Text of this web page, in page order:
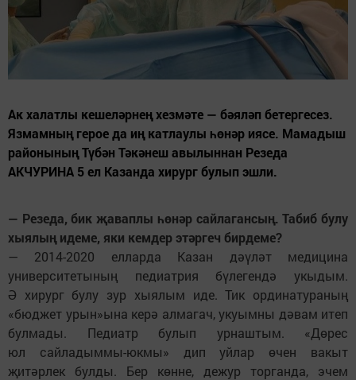
Ак халатлы кешеләрнең хезмәте — бәяләп бетергесез.
Язмамның герое да иң катлаулы һөнәр иясе. Мамадыш
районының Түбән Тәкәнеш авылыннан Резеда
АКЧУРИНА 5 ел Казанда хирург булып эшли.
— Резеда, бик җаваплы һөнәр сайлагансың. Табиб булу
хыялың идеме, яки кемдер этәргеч бирдеме?
— 2014-2020 елларда Казан дәүләт медицина
университетының педиатрия бүлегендә укыдым.
Ә хирург булу зур хыялым иде. Тик ординатураның
«бюджет урын»ына керә алмагач, укуымны дәвам итеп
булмады. Педиатр булып урнаштым. «Дөрес
юл сайладыммы-юкмы» дип уйлар өчен вакыт
җитәрлек булды. Бер көнне, дежур торганда, эчем